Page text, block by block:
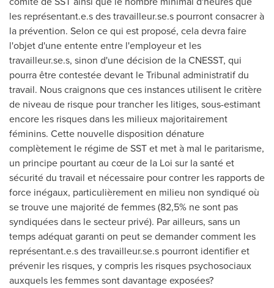
les représentant.e.s des travailleur.se.s pourront consacrer à
la prévention. Selon ce qui est proposé, cela devra faire
l'objet d'une entente entre l'employeur et les
travailleur.se.s, sinon d'une décision de la CNESST, qui
pourra être contestée devant le Tribunal administratif du
travail. Nous craignons que ces instances utilisent le critère
de niveau de risque pour trancher les litiges, sous-estimant
encore les risques dans les milieux majoritairement
féminins. Cette nouvelle disposition dénature
complètement le régime de SST et met à mal le paritarisme,
un principe pourtant au cœur de la Loi sur la santé et
sécurité du travail et nécessaire pour contrer les rapports de
force inégaux, particulièrement en milieu non syndiqué où
se trouve une majorité de femmes (82,5% ne sont pas
syndiquées dans le secteur privé). Par ailleurs, sans un
temps adéquat garanti on peut se demander comment les
représentant.e.s des travailleur.se.s pourront identifier et
prévenir les risques, y compris les risques psychosociaux
auxquels les femmes sont davantage exposées?